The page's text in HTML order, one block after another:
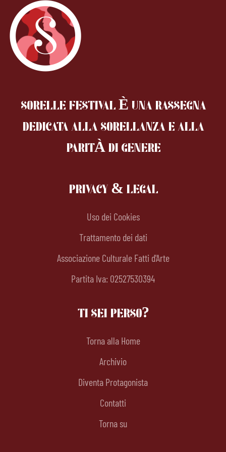
SORELLE FESTIVAL È UNA RASSEGNA
DEDICATA ALLA SORELLANZAE ALLA
PARITÀ DI GENERE
PRIVACY & LEGAL
Uso dei Cookies
Trattamento dei dati
Associazione Culturale Fatti d'Arte
Partita Iva: 02527530394
TI SEI PERSO?
Torna alla Home
Archivio
Diventa Protagonista
Contatti
Torna su